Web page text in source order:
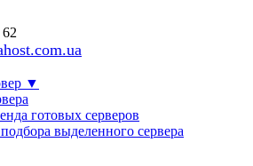
▼
готовых серверов
выделенного сервера